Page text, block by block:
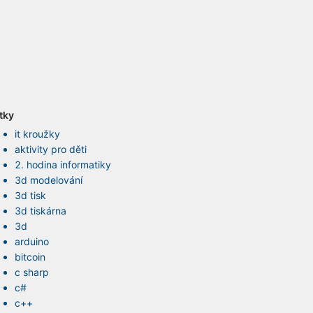
it kroužky
aktivity pro děti
2. hodina informatiky
3d modelování
3d tisk
3d tiskárna
3d
arduino
bitcoin
c sharp
c#
c++